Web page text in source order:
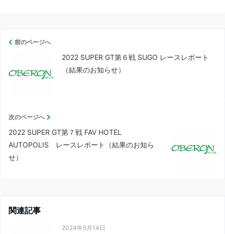
前のページへ
2022 SUPER GT第６戦 SUGO レースレポート
（結果のお知らせ）
次のページへ
2022 SUPER GT第７戦 FAV HOTEL
AUTOPOLIS レースレポート（結果のお知ら
せ）
関連記事
2024年5月14日